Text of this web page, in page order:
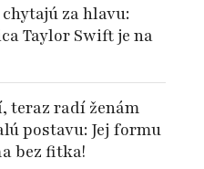
za hlavu:
Taylor Swift je na
teraz radí ženám
postavu: Jej formu
bez fitka!